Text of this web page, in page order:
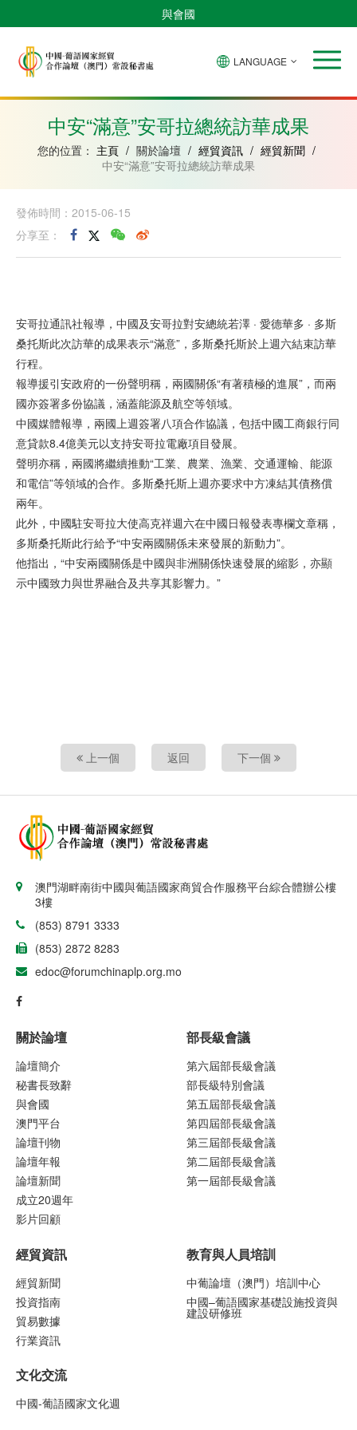
與會國
安
比
紹
內
亞
克
和
普
林
LANGUAGE
中安“滿意”安哥拉總統訪華成果
您的位置： 主頁 / 關於論壇 / 經貿資訊 / 經貿新聞 /
中安“滿意”安哥拉總統訪華成果
發佈時間：2015-06-15
分享至：
安哥拉通訊社報導，中國及安哥拉對安總統若澤 · 愛德華多 · 多斯
桑托斯此次訪華的成果表示“滿意”，多斯桑托斯於上週六結束訪華
行程。
報導援引安政府的一份聲明稱，兩國關係“有著積極的進展”，而兩
國亦簽署多份協議，涵蓋能源及航空等領域。
中國媒體報導，兩國上週簽署八項合作協議，包括中國工商銀行同
意貸款8.4億美元以支持安哥拉電廠項目發展。
聲明亦稱，兩國將繼續推動“工業、農業、漁業、交通運輸、能源
和電信”等領域的合作。多斯桑托斯上週亦要求中方凍結其債務償
兩年。
此外，中國駐安哥拉大使高克祥週六在中國日報發表專欄文章稱，
多斯桑托斯此行給予“中安兩國關係未來發展的新動力”。
他指出，“中安兩國關係是中國與非洲關係快速發展的縮影，亦顯
示中國致力與世界融合及共享其影響力。”
上一個 返回 下一個
澳門湖畔南街中國與葡語國家商貿合作服務平台綜合體辦公樓
3樓
(853) 8791 3333
(853) 2872 8283
edoc@forumchinaplp.org.mo
關於論壇
論壇簡介
秘書長致辭
與會國
澳門平台
論壇刊物
論壇年報
論壇新聞
成立20週年
影片回顧
部長級會議
第六屆部長級會議
部長級特別會議
第五屆部長級會議
第四屆部長級會議
第三屆部長級會議
第二屆部長級會議
第一屆部長級會議
經貿資訊
經貿新聞
投資指南
貿易數據
行業資訊
文化交流
中國-葡語國家文化週
教育與人員培訓
中葡論壇（澳門）培訓中心
中國–葡語國家基礎設施投資與
建設研修班